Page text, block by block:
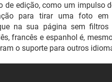
de edição, como um impulso
para tirar uma foto
na sua página sem filtros
francês e espanhol é,
o suporte para outros